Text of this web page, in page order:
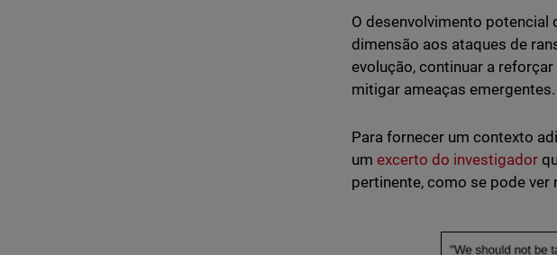
O desenvolvimento potencial
dimensão aos ataques de
evolução, continuar a
mitigar ameaças emergentes.
Para fornecer um contexto
umexcerto do investigador
pertinente, como se pode ver